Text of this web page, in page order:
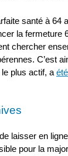
santé à 64
la fermeture
chercher
C’est
plus actif, a
laisser en
pour la